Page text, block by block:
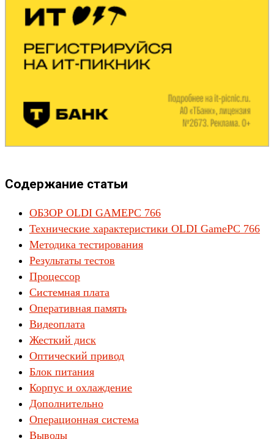
Содержание статьи
ОБЗОР OLDI GAMEPC 766
Технические характеристики OLDI GamePC 766
Методика тестирования
Результаты тестов
Процессор
Системная плата
Оперативная память
Видеоплата
Жесткий диск
Оптический привод
Блок питания
Корпус и охлаждение
Дополнительно
Операционная система
Выводы